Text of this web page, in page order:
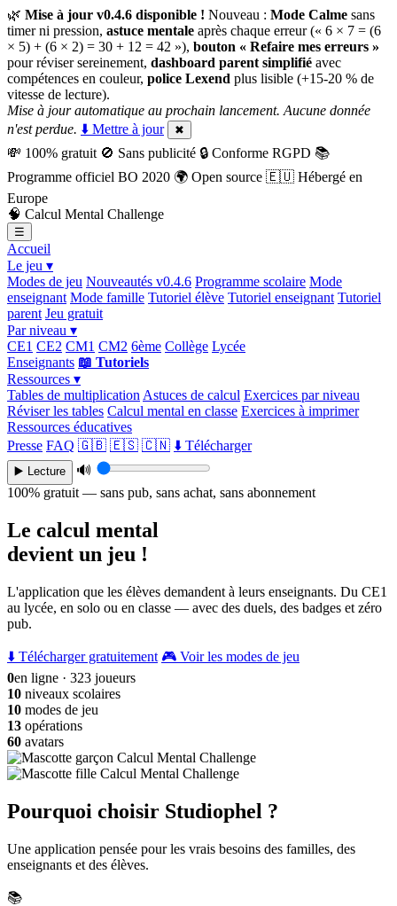
🌿 Mise à jour v0.4.6 disponible ! Nouveau : Mode Calme sans
timer ni pression, astuce mentale après chaque erreur (« 6 × 7 = (6
× 5) + (6 × 2) = 30 + 12 = 42 »), bouton « Refaire mes erreurs »
pour réviser sereinement, dashboard parent simplifié avec
compétences en couleur, police Lexend plus lisible (+15-20 % de
vitesse de lecture).
Mise à jour automatique au prochain lancement. Aucune donnée
n'est perdue. ⬇️ Mettre à jour ✖
💸 100% gratuit 🚫 Sans publicité 🔒 Conforme RGPD 📚
Programme officiel BO 2020 🌍 Open source 🇪🇺 Hébergé en
Europe
🧠 Calcul Mental Challenge
☰
Accueil
Le jeu ▾
Modes de jeu Nouveautés v0.4.6 Programme scolaire Mode
enseignant Mode famille Tutoriel élève Tutoriel enseignant Tutoriel
parent Jeu gratuit
Par niveau ▾
CE1 CE2 CM1 CM2 6ème Collège Lycée
Enseignants 📖 Tutoriels
Ressources ▾
Tables de multiplication Astuces de calcul Exercices par niveau
Réviser les tables Calcul mental en classe Exercices à imprimer
Ressources éducatives
Presse FAQ 🇬🇧 🇪🇸 🇨🇳 ⬇️ Télécharger
▶️ Lecture
🔊
100% gratuit — sans pub, sans achat, sans abonnement
Le calcul mental
devient un jeu !
L'application que les élèves demandent à leurs enseignants. Du CE1
au lycée, en solo ou en classe — avec des duels, des badges et zéro
pub.
⬇️ Télécharger gratuitement 🎮 Voir les modes de jeu
0en ligne · 323 joueurs
10 niveaux scolaires
10 modes de jeu
13 opérations
60 avatars
Pourquoi choisir Studiophel ?
Une application pensée pour les vrais besoins des familles, des
enseignants et des élèves.
📚